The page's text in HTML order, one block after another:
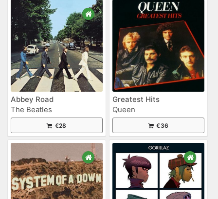
Abbey Road
The Beatles
€28
Greatest Hits
Queen
€36